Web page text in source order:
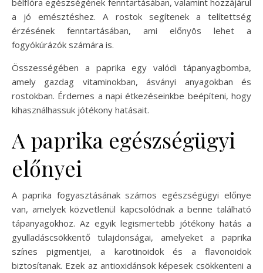
bélflóra egészségének fenntartásában, valamint hozzájárul
a jó emésztéshez. A rostok segítenek a telítettség
érzésének fenntartásában, ami előnyös lehet a
fogyókúrázók számára is.
Összességében a paprika egy valódi tápanyagbomba,
amely gazdag vitaminokban, ásványi anyagokban és
rostokban. Érdemes a napi étkezéseinkbe beépíteni, hogy
kihasználhassuk jótékony hatásait.
A paprika egészségügyi
előnyei
A paprika fogyasztásának számos egészségügyi előnye
van, amelyek közvetlenül kapcsolódnak a benne található
tápanyagokhoz. Az egyik legismertebb jótékony hatás a
gyulladáscsökkentő tulajdonságai, amelyeket a paprika
színes pigmentjei, a karotinoidok és a flavonoidok
biztosítanak. Ezek az antioxidánsok képesek csökkenteni a